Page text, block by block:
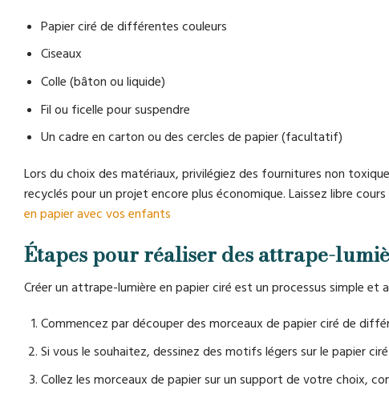
Papier ciré de différentes couleurs
Ciseaux
Colle (bâton ou liquide)
Fil ou ficelle pour suspendre
Un cadre en carton ou des cercles de papier (facultatif)
Lors du choix des matériaux, privilégiez des fournitures non
recyclés pour un projet encore plus économique. Laissez libre
en papier avec vos enfants
Étapes pour réaliser des attrape-
Créer un attrape-lumière en papier ciré est un processus simple
Commencez par découper des morceaux de papier ciré de
Si vous le souhaitez, dessinez des motifs légers sur le papier
Collez les morceaux de papier sur un support de votre choix,